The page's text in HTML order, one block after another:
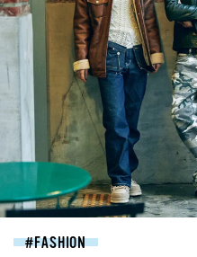
FASHION